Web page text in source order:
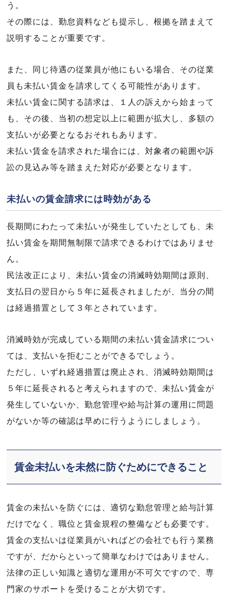
う。
その際には、勤怠資料なども提示し、根拠を踏まえて
説明することが重要です。
また、同じ待遇の従業員が他にもいる場合、その従業
員も未払い賃金を請求してくる可能性があります。
未払い賃金に関する請求は、１人の訴えから始まって
も、その後、当初の想定以上に範囲が拡大し、多額の
支払いが必要となるおそれもあります。
未払い賃金を請求された場合には、対象者の範囲や訴
訟の見込み等を踏まえた対応が必要となります。
未払いの賃金請求には時効がある
長期間にわたって未払いが発生していたとしても、未
払い賃金を期間無制限で請求できるわけではありませ
ん。
民法改正により、未払い賃金の消滅時効期間は原則、
支払日の翌日から５年に延長されましたが、当分の間
は経過措置として３年とされています。
消滅時効が完成している期間の未払い賃金請求につい
ては、支払いを拒むことができるでしょう。
ただし、いずれ経過措置は廃止され、消滅時効期間は
５年に延長されると考えられますので、未払い賃金が
発生していないか、勤怠管理や給与計算の運用に問題
がないか等の確認は早めに行うようにしましょう。
賃金未払いを未然に防ぐためにできること
賃金の未払いを防ぐには、適切な勤怠管理と給与計算
だけでなく、職位と賃金規程の整備なども必要です。
賃金の支払いは従業員がいればどの会社でも行う業務
ですが、だからといって簡単なわけではありません。
法律の正しい知識と適切な運用が不可欠ですので、専
門家のサポートを受けることが大切です。